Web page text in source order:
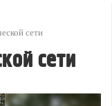
сети
сети